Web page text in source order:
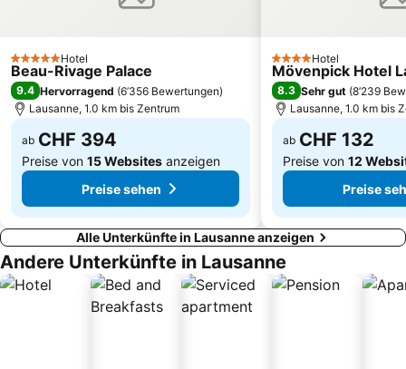
Jurapark le pont vallorbe
Village des enfants
5 SterneHotel
Beau-Rivage Palace
9.4 Hervorragend (6’356 Bewertungen)
Lausanne, 1.0 km bis Zentrum
ab CHF 394
Preise von 15 Websites anzeigen
Preise sehen
4 SterneHotel
Mövenpick Hotel
8.3 Sehr gut (8’239
Lausanne, 1.0 km bis
ab CHF 132
Preise von 12
Preise
Alle Unterkünfte in Lausanne anzeigen
Andere Unterkünfte in Lausanne